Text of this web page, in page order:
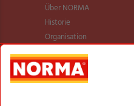
Über NORMA
Historie
Organisation
International
Logistik
Filialnetz